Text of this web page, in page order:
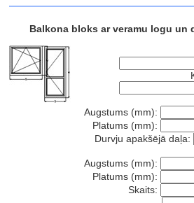
Balkona bloks ar veramu logu un
Augstums (mm):
Platums (mm):
Durvju apakšējā daļa:
Augstums (mm):
Platums (mm):
Skaits: